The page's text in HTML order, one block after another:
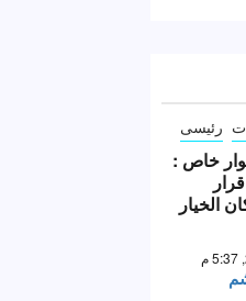
رئيسى
خاص :
الخيار